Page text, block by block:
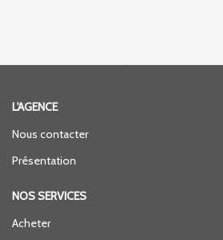
L'AGENCE
Nous contacter
Présentation
NOS SERVICES
Acheter